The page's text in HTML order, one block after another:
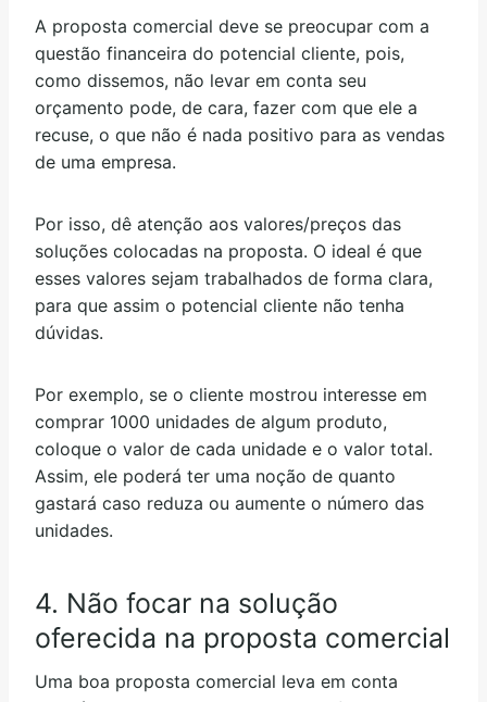
A proposta comercial deve se preocupar com a
questão financeira do potencial cliente, pois,
como dissemos, não levar em conta seu
orçamento pode, de cara, fazer com que ele a
recuse, o que não é nada positivo para as vendas
de uma empresa.
Por isso, dê atenção aos valores/preços das
soluções colocadas na proposta. O ideal é que
esses valores sejam trabalhados de forma clara,
para que assim o potencial cliente não tenha
dúvidas.
Por exemplo, se o cliente mostrou interesse em
comprar 1000 unidades de algum produto,
coloque o valor de cada unidade e o valor total.
Assim, ele poderá ter uma noção de quanto
gastará caso reduza ou aumente o número das
unidades.
4. Não focar na solução
oferecida na proposta comercial
Uma boa proposta comercial leva em conta